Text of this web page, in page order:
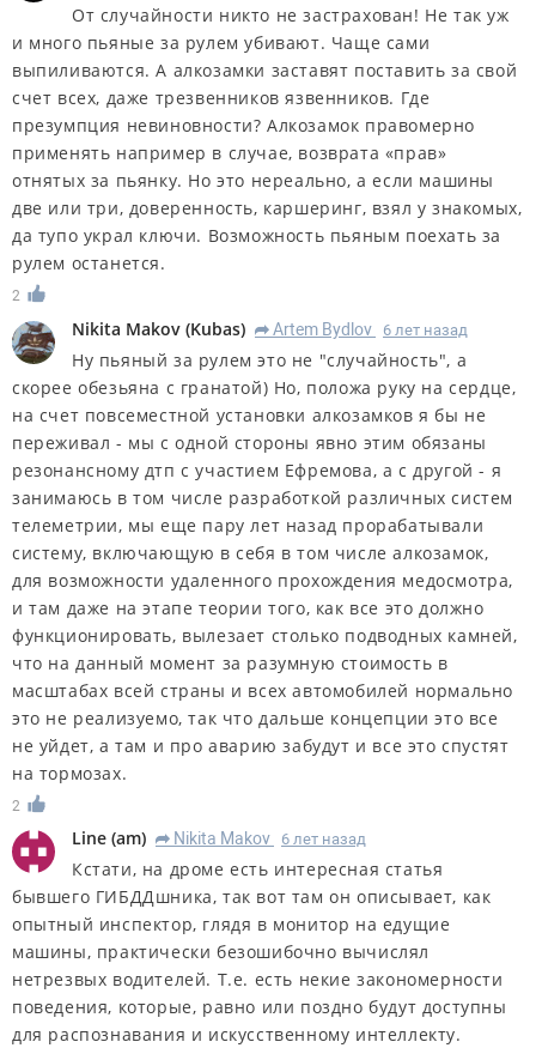
От случайности никто не застрахован! Не так уж
и много пьяные за рулем убивают. Чаще сами
выпиливаются. А алкозамки заставят поставить за свой
счет всех, даже трезвенников язвенников. Где
презумпция невиновности? Алкозамок правомерно
применять например в случае, возврата «прав»
отнятых за пьянку. Но это нереально, а если машины
две или три, доверенность, каршеринг, взял у знакомых,
да тупо украл ключи. Возможность пьяным поехать за
рулем останется.
2
Nikita Makov (Kubas) R Artem Bydlov 6 лет назад
Ну пьяный за рулем это не "случайность", а
скорее обезьяна с гранатой) Но, положа руку на сердце,
на счет повсеместной установки алкозамков я бы не
переживал - мы с одной стороны явно этим обязаны
резонансному дтп с участием Ефремова, а с другой - я
занимаюсь в том числе разработкой различных систем
телеметрии, мы еще пару лет назад прорабатывали
систему, включающую в себя в том числе алкозамок,
для возможности удаленного прохождения медосмотра,
и там даже на этапе теории того, как все это должно
функционировать, вылезает столько подводных камней,
что на данный момент за разумную стоимость в
масштабах всей страны и всех автомобилей нормально
это не реализуемо, так что дальше концепции это все
не уйдет, а там и про аварию забудут и все это спустят
на тормозах.
2
Line (am) R Nikita Makov 6 лет назад
Кстати, на дроме есть интересная статья
бывшего ГИБДДшника, так вот там он описывает, как
опытный инспектор, глядя в монитор на едущие
машины, практически безошибочно вычислял
нетрезвых водителей. Т.е. есть некие закономерности
поведения, которые, равно или поздно будут доступны
для распознавания и искусственному интеллекту.